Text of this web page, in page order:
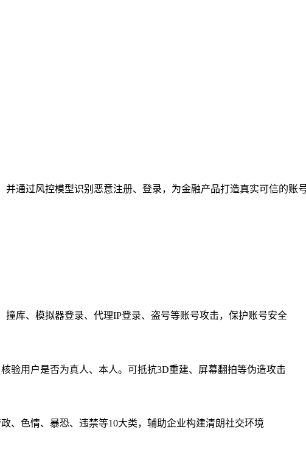
通过风控模型识别恶意注册、登录，为金融产品打造真实可信的
库、模拟器登录、代理IP登录、盗号等账号攻击，保护账号安全
验用户是否为真人、本人。可抵抗3D重建、屏幕翻拍等伪造攻击
、色情、暴恐、违禁等10大类，辅助企业构建清朗社交环境